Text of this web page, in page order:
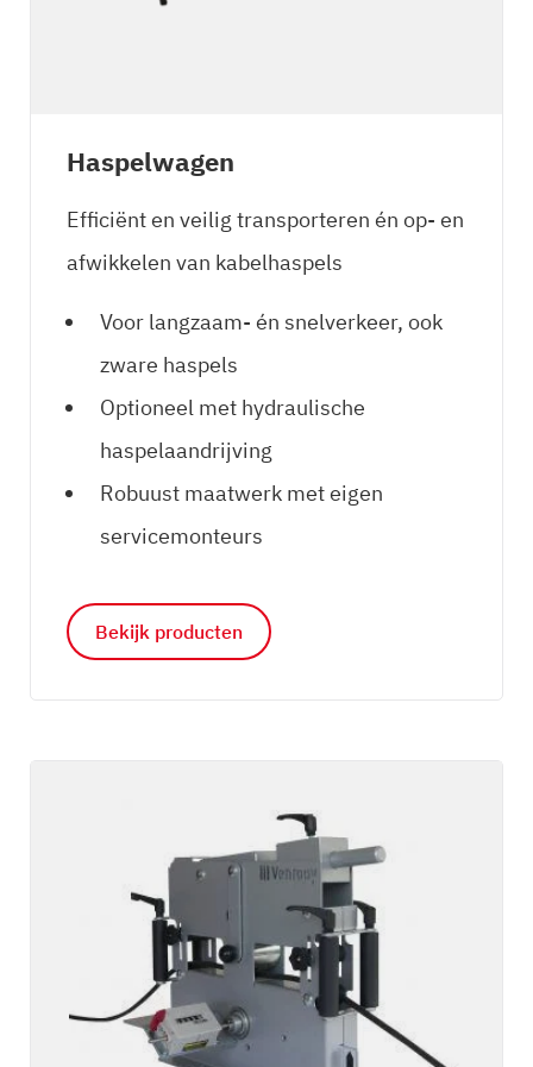
Haspelwagen
Efficiënt en veilig transporteren én op- en
afwikkelen van kabelhaspels
Voor langzaam- én snelverkeer, ook
zware haspels
Optioneel met hydraulische
haspelaandrijving
Robuust maatwerk met eigen
servicemonteurs
Bekijk producten